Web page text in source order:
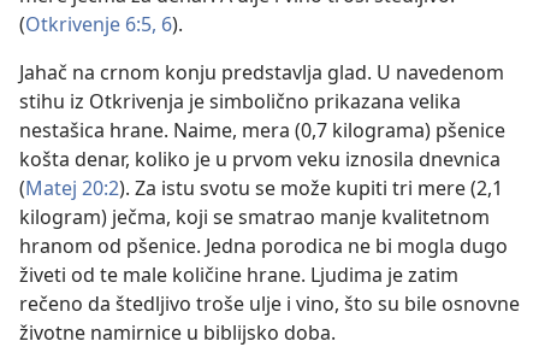
(Otkrivenje 6:5, 6).
Jahač na crnom konju predstavlja glad. U navedenom
stihu iz Otkrivenja je simbolično prikazana velika
nestašica hrane. Naime, mera (0,7 kilograma) pšenice
košta denar, koliko je u prvom veku iznosila dnevnica
(Matej 20:2). Za istu svotu se može kupiti tri mere (2,1
kilogram) ječma, koji se smatrao manje kvalitetnom
hranom od pšenice. Jedna porodica ne bi mogla dugo
živeti od te male količine hrane. Ljudima je zatim
rečeno da štedljivo troše ulje i vino, što su bile osnovne
životne namirnice u biblijsko doba.